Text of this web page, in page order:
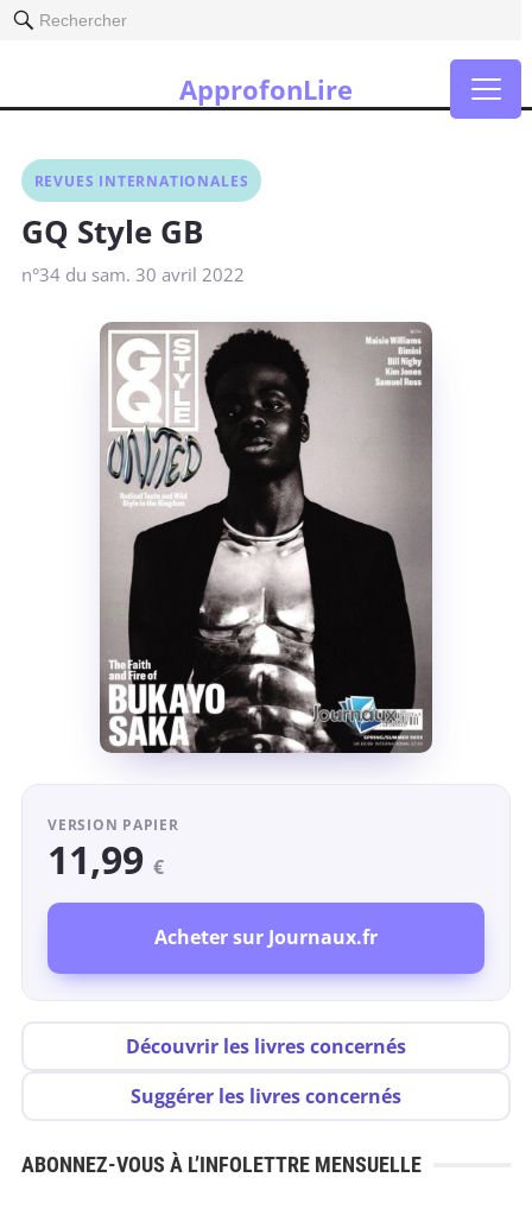
Rechercher
ApprofonLire
REVUES INTERNATIONALES
GQ Style GB
n°34 du sam. 30 avril 2022
VERSION PAPIER
11,99€
Acheter sur Journaux.fr
Découvrir les livres concernés
Suggérer les livres concernés
ABONNEZ-VOUS À L’INFOLETTRE MENSUELLE